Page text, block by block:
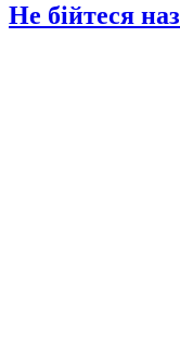
Не бійтеся